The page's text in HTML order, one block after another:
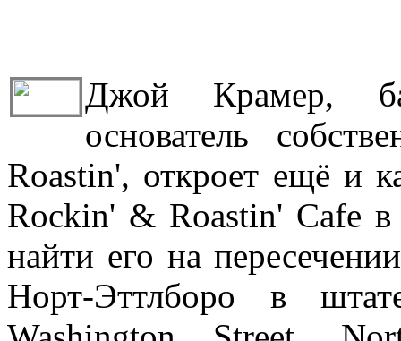
Джой Крамер,
основатель
Roastin', откроет ещё и
Rockin' & Roastin' Cafe
найти его на
Норт-Эттлборо в